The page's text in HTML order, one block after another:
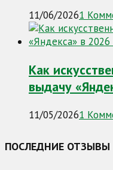
11/06/20261
Как
выдачу
11/05/20261
ПОСЛЕДНИЕ ОТЗЫВЫ